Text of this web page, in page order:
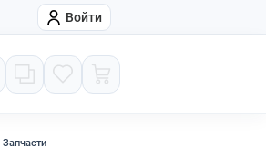
Войти
Запчасти